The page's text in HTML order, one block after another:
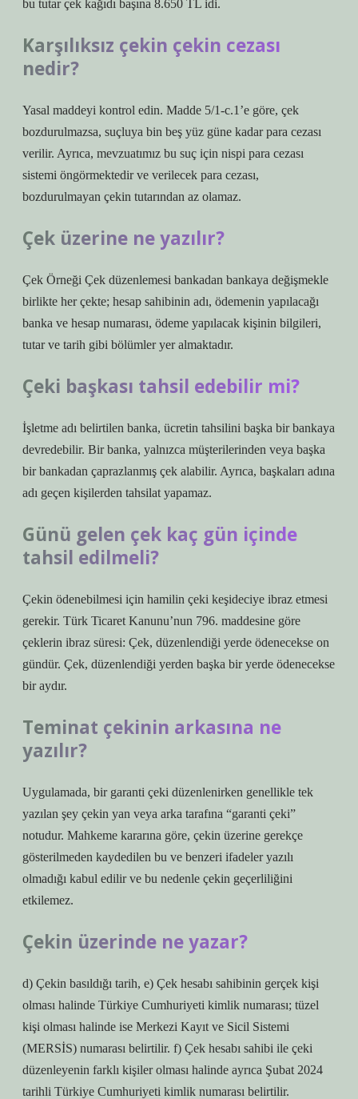
bu tutar çek kağıdı başına 8.650 TL idi.
Karşılıksız çekin çekin cezası
nedir?
Yasal maddeyi kontrol edin. Madde 5/1-c.1’e göre, çek
bozdurulmazsa, suçluya bin beş yüz güne kadar para cezası
verilir. Ayrıca, mevzuatımız bu suç için nispi para cezası
sistemi öngörmektedir ve verilecek para cezası,
bozdurulmayan çekin tutarından az olamaz.
Çek üzerine ne yazılır?
Çek Örneği Çek düzenlemesi bankadan bankaya değişmekle
birlikte her çekte; hesap sahibinin adı, ödemenin yapılacağı
banka ve hesap numarası, ödeme yapılacak kişinin bilgileri,
tutar ve tarih gibi bölümler yer almaktadır.
Çeki başkası tahsil edebilir mi?
İşletme adı belirtilen banka, ücretin tahsilini başka bir bankaya
devredebilir. Bir banka, yalnızca müşterilerinden veya başka
bir bankadan çaprazlanmış çek alabilir. Ayrıca, başkaları adına
adı geçen kişilerden tahsilat yapamaz.
Günü gelen çek kaç gün içinde
tahsil edilmeli?
Çekin ödenebilmesi için hamilin çeki keşideciye ibraz etmesi
gerekir. Türk Ticaret Kanunu’nun 796. maddesine göre
çeklerin ibraz süresi: Çek, düzenlendiği yerde ödenecekse on
gündür. Çek, düzenlendiği yerden başka bir yerde ödenecekse
bir aydır.
Teminat çekinin arkasına ne
yazılır?
Uygulamada, bir garanti çeki düzenlenirken genellikle tek
yazılan şey çekin yan veya arka tarafına “garanti çeki”
notudur. Mahkeme kararına göre, çekin üzerine gerekçe
gösterilmeden kaydedilen bu ve benzeri ifadeler yazılı
olmadığı kabul edilir ve bu nedenle çekin geçerliliğini
etkilemez.
Çekin üzerinde ne yazar?
d) Çekin basıldığı tarih, e) Çek hesabı sahibinin gerçek kişi
olması halinde Türkiye Cumhuriyeti kimlik numarası; tüzel
kişi olması halinde ise Merkezi Kayıt ve Sicil Sistemi
(MERSİS) numarası belirtilir. f) Çek hesabı sahibi ile çeki
düzenleyenin farklı kişiler olması halinde ayrıca Şubat 2024
tarihli Türkiye Cumhuriyeti kimlik numarası belirtilir.